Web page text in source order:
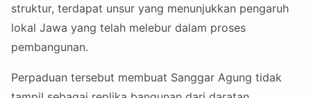
struktur, terdapat unsur yang menunjukkan pengaruh
lokal Jawa yang telah melebur dalam proses
pembangunan.
Perpaduan tersebut membuat Sanggar Agung tidak